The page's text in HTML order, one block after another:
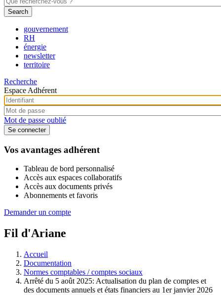
gouvernement
RH
énergie
newsletter
territoire
Recherche
Espace Adhérent
Mot de passe oublié
Vos avantages adhérent
Tableau de bord personnalisé
Accès aux espaces collaboratifs
Accès aux documents privés
Abonnements et favoris
Demander un compte
Fil d'Ariane
Accueil
Documentation
Normes comptables / comptes sociaux
Arrêté du 5 août 2025: Actualisation du plan de comptes et
des documents annuels et états financiers au 1er janvier 2026